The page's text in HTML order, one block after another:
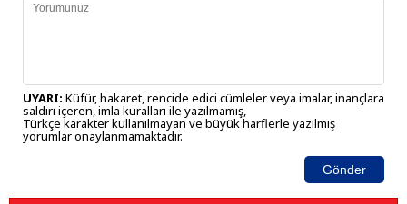
UYARI: Küfür, hakaret, rencide edici cümleler veya imalar, inançlara
saldırı içeren, imla kuralları ile yazılmamış,
Türkçe karakter kullanılmayan ve büyük harflerle yazılmış
yorumlar onaylanmamaktadır.
Gönder